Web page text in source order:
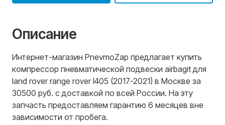
Описание
Интернет-магазин PnevmoZap предлагает купить
компрессор пневматической подвески airbagit для
land rover range rover l405 (2017-2021) в Москве за
30500 руб. с доставкой по всей России. На эту
запчасть предоставляем гарантию 6 месяцев вне
зависимости от пробега.